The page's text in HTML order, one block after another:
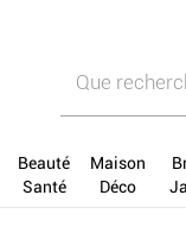
Beauté
Santé
Maison
Déco